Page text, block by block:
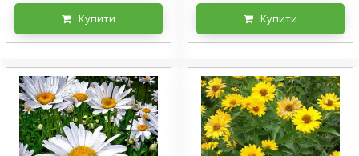
Купити Купити